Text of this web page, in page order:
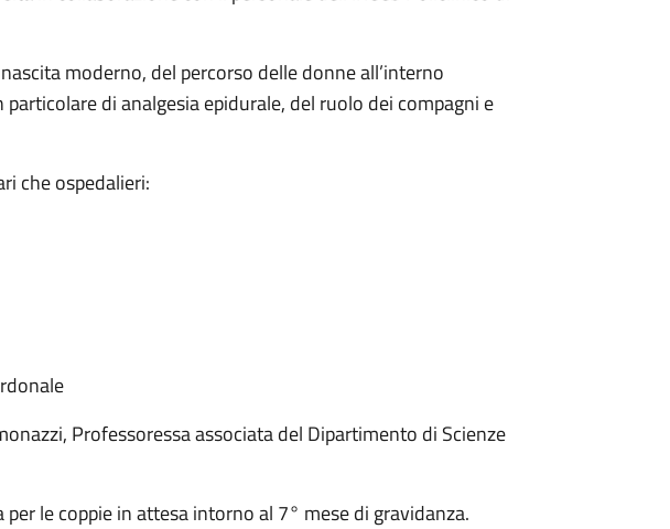
moderno, del percorso delle donne all’interno
di analgesia epidurale, del ruolo dei compagni e
che ospedalieri:
Professoressa associata del Dipartimento di Scienze
per le coppie in attesa intorno al 7° mese di gravidanza.